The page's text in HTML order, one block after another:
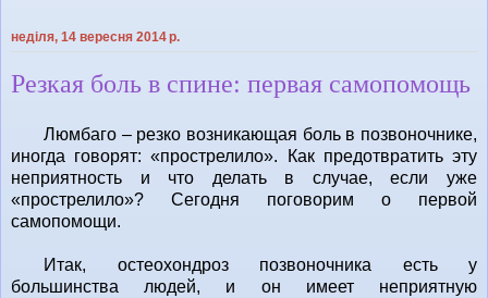
неділя, 14 вересня 2014 р.
Резкая боль в спине: первая самопомощь
Люмбаго – резко возникающая боль в позвоночнике,
иногда говорят: «прострелило». Как предотвратить эту
неприятность и что делать в случае, если уже
«прострелило»? Сегодня поговорим о первой
самопомощи.
Итак, остеохондроз позвоночника есть у
большинства людей, и он имеет неприятную